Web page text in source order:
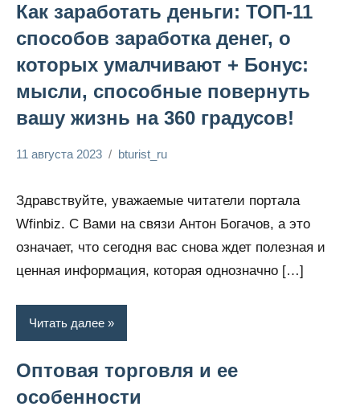
Как заработать деньги: ТОП-11
способов заработка денег, о
которых умалчивают + Бонус:
мысли, способные повернуть
вашу жизнь на 360 градусов!
финансы
11 августа 2023 bturist_ru
Здравствуйте, уважаемые читатели портала
Wfinbiz. С Вами на связи Антон Богачов, а это
означает, что сегодня вас снова ждет полезная и
ценная информация, которая однозначно […]
Читать далее
Оптовая торговля и ее
особенности